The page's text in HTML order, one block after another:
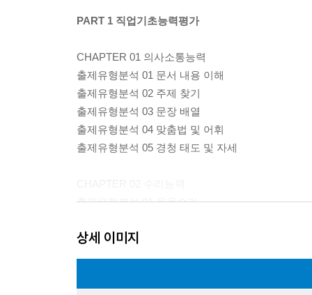
PART 1 직업기초능력평가
CHAPTER 01 의사소통능력
출제유형분석 01 문서 내용 이해
출제유형분석 02 주제 찾기
출제유형분석 03 문장 배열
출제유형분석 04 맞춤법 및 어휘
출제유형분석 05 경청 태도 및 자세
출제유형분석 01 응용수리
출제유형분석 03 도표계산
출제유형분석 04 자료이해
상세 이미지